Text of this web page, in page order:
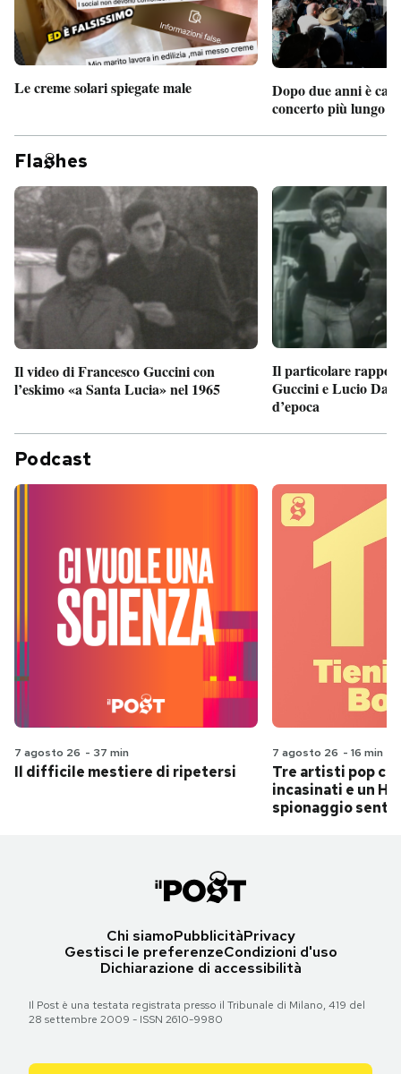
Le creme solari spiegate male
Dopo due anni è
concerto più lungo
Fla hes
Il video di Francesco Guccini con
l’eskimo «a Santa Lucia» nel 1965
Il particolare
Guccini e Lucio
d’epoca
Podcast
7 agosto 26 - 37 min
Il difficile mestiere di ripetersi
7 agosto 26 - 16 min
Tre artisti pop
incasinati e un
spionaggio
Chi siamoPubblicitàPrivacy
Gestisci le preferenzeCondizioni d'uso
Dichiarazione di accessibilità
Il Post è una testata registrata presso il Tribunale di Milano, 419 del
28 settembre 2009 - ISSN 2610-9980